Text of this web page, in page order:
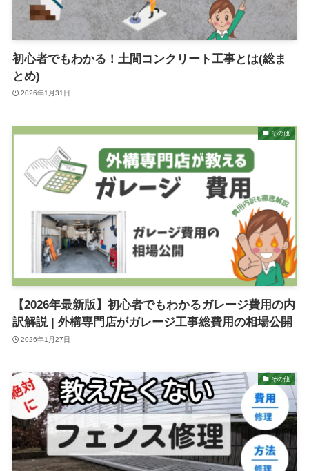
初心者でもわかる！土間コンクリート工事とは(総ま
とめ)
2026年1月31日
その他
【2026年最新版】初心者でもわかるガレージ費用の内
訳解説 | 外構専門店がガレージ工事総費用の相場公開
2026年1月27日
その他